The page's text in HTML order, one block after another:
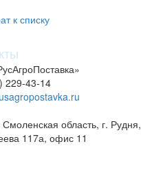
к списку
229-43-14
Смоленская область, г. Рудня,
117а, офис 11